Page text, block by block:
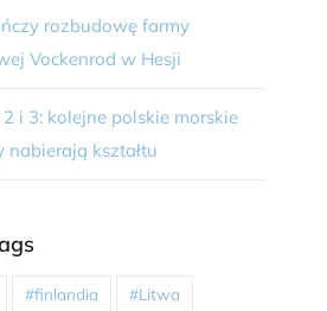
rozbudowę farmy
Vockenrod w Hesji
i 3: kolejne polskie morskie
nabierają kształtu
#finlandia #Litwa